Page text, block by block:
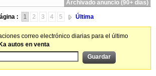
Archivado anuncio (90+ días)
: 1 2 3 4 5 Última
correo electrónico diarias para el último
autos en venta